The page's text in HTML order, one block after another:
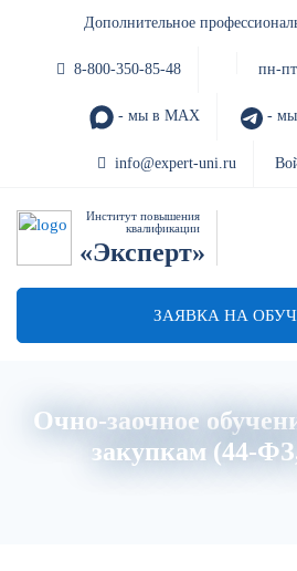
Дополнительное
8-800-350-85-48 пн-
- мы в MAX - мы
info@expert-uni.ru
Институт повышения
квалификации
«Эксперт»
ЗАЯВКА НА
Очно-заочное
закупкам (44-